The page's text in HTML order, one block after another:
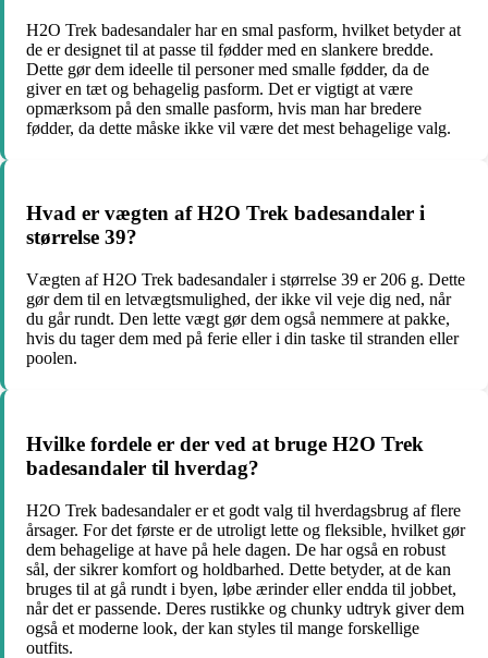
H2O Trek badesandaler har en smal pasform, hvilket betyder at
de er designet til at passe til fødder med en slankere bredde.
Dette gør dem ideelle til personer med smalle fødder, da de
giver en tæt og behagelig pasform. Det er vigtigt at være
opmærksom på den smalle pasform, hvis man har bredere
fødder, da dette måske ikke vil være det mest behagelige valg.
Hvad er vægten af H2O Trek badesandaler i
størrelse 39?
Vægten af H2O Trek badesandaler i størrelse 39 er 206 g. Dette
gør dem til en letvægtsmulighed, der ikke vil veje dig ned, når
du går rundt. Den lette vægt gør dem også nemmere at pakke,
hvis du tager dem med på ferie eller i din taske til stranden eller
poolen.
Hvilke fordele er der ved at bruge H2O Trek
badesandaler til hverdag?
H2O Trek badesandaler er et godt valg til hverdagsbrug af flere
årsager. For det første er de utroligt lette og fleksible, hvilket gør
dem behagelige at have på hele dagen. De har også en robust
sål, der sikrer komfort og holdbarhed. Dette betyder, at de kan
bruges til at gå rundt i byen, løbe ærinder eller endda til jobbet,
når det er passende. Deres rustikke og chunky udtryk giver dem
også et moderne look, der kan styles til mange forskellige
outfits.